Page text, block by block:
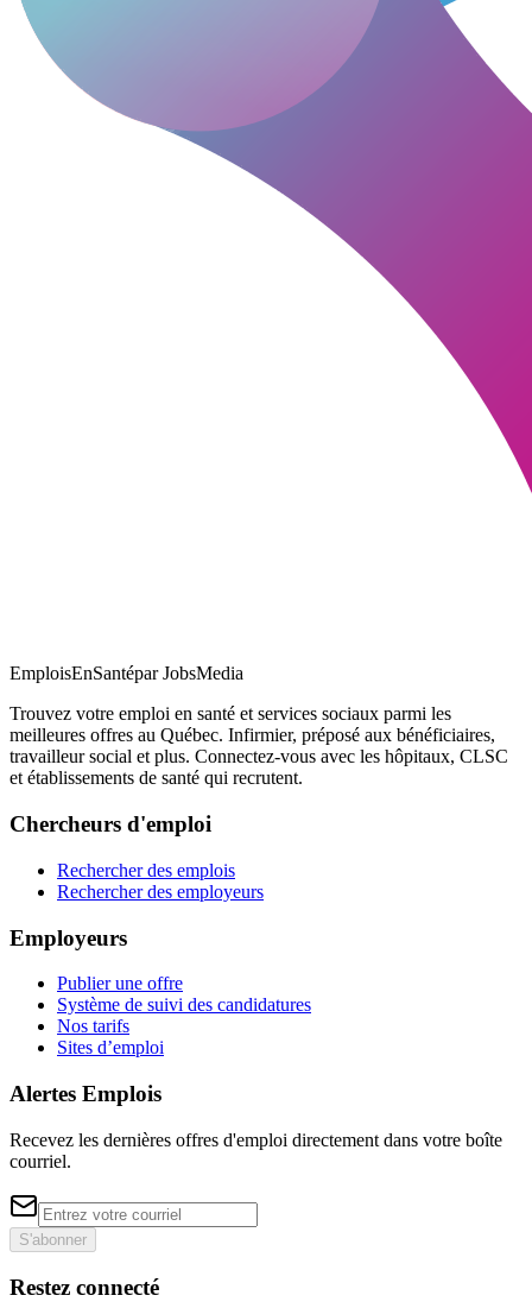
EmploisEnSantépar JobsMedia
Trouvez votre emploi en santé et services sociaux parmi les
meilleures offres au Québec. Infirmier, préposé aux bénéficiaires,
travailleur social et plus. Connectez-vous avec les hôpitaux, CLSC
et établissements de santé qui recrutent.
Chercheurs d'emploi
Rechercher des emplois
Rechercher des employeurs
Employeurs
Publier une offre
Système de suivi des candidatures
Nos tarifs
Sites d’emploi
Alertes Emplois
Recevez les dernières offres d'emploi directement dans votre boîte
courriel.
S'abonner
Restez connecté